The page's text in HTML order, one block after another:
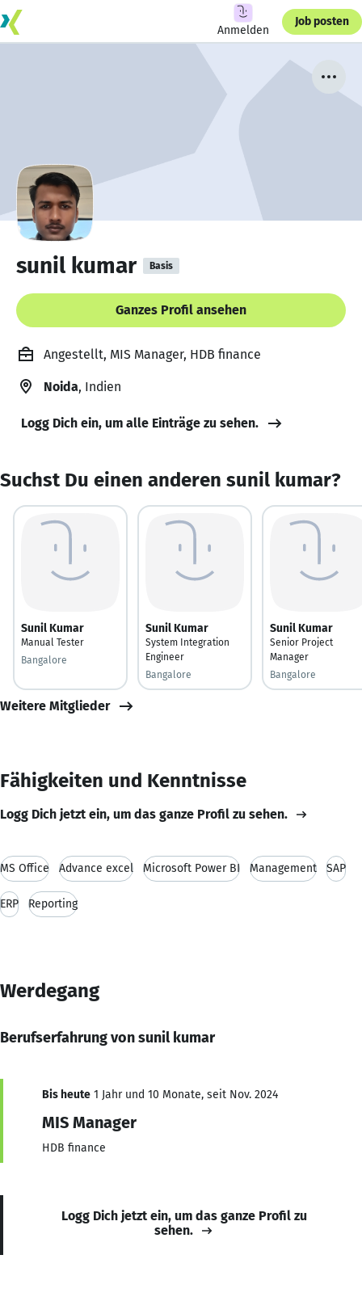
Anmelden
Job posten
sunil kumar Basis
Ganzes Profil ansehen
Angestellt, MIS Manager, HDB finance
Noida, Indien
Logg Dich ein, um alle Einträge zu sehen.
Suchst Du einen anderen sunil kumar?
Sunil Kumar
Manual Tester
Bangalore
Sunil Kumar
System Integration
Engineer
Bangalore
Sunil Kumar
Senior Project
Manager
Bangalore
Weitere Mitglieder
Fähigkeiten und Kenntnisse
Logg Dich jetzt ein, um das ganze Profil zu sehen.
MS Office Advance excel Microsoft Power BI Management SAP
ERP Reporting
Werdegang
Berufserfahrung von sunil kumar
Bis heute 1 Jahr und 10 Monate, seit Nov. 2024
MIS Manager
HDB finance
Logg Dich jetzt ein, um das ganze Profil zu
sehen.